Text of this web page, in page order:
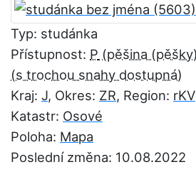
Typ: studánka
Přístupnost: P
Kraj: J, Okres: ZR, Region: rKV
Katastr: Osové
Poloha: Mapa
Poslední změna: 10.08.2022